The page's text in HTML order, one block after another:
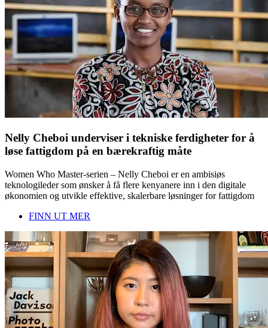
Nelly Cheboi underviser i tekniske ferdigheter for å
løse fattigdom på en bærekraftig måte
Women Who Master-serien – Nelly Cheboi er en ambisiøs
teknologileder som ønsker å få flere kenyanere inn i den digitale
økonomien og utvikle effektive, skalerbare løsninger for fattigdom
FINN UT MER